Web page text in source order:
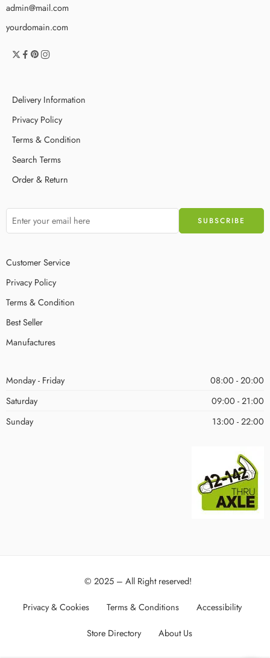
admin@mail.com
yourdomain.com
Delivery Information
Privacy Policy
Terms & Condition
Search Terms
Order & Return
Customer Service
Privacy Policy
Terms & Condition
Best Seller
Manufactures
Monday - Friday
08:00 - 20:00
Saturday
09:00 - 21:00
Sunday
13:00 - 22:00
© 2025 – All Right reserved!
Privacy & Cookies Terms & Conditions Accessibility
Store Directory About Us